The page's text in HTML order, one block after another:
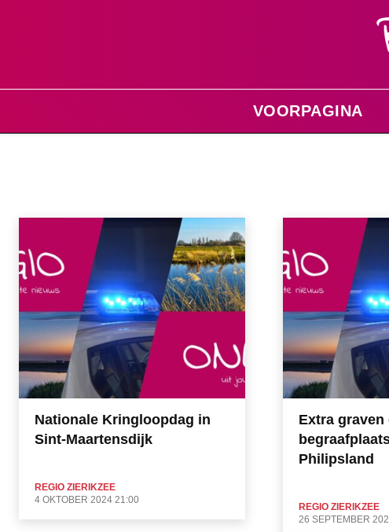
VOORPAGINA
Nationale Kringloopdag in
Sint-Maartensdijk
REGIO ZIERIKZEE
4 OKTOBER 2024 21:00
Extra graven
Philipsland
REGIO ZIERIKZEE
26 SEPTEMBER